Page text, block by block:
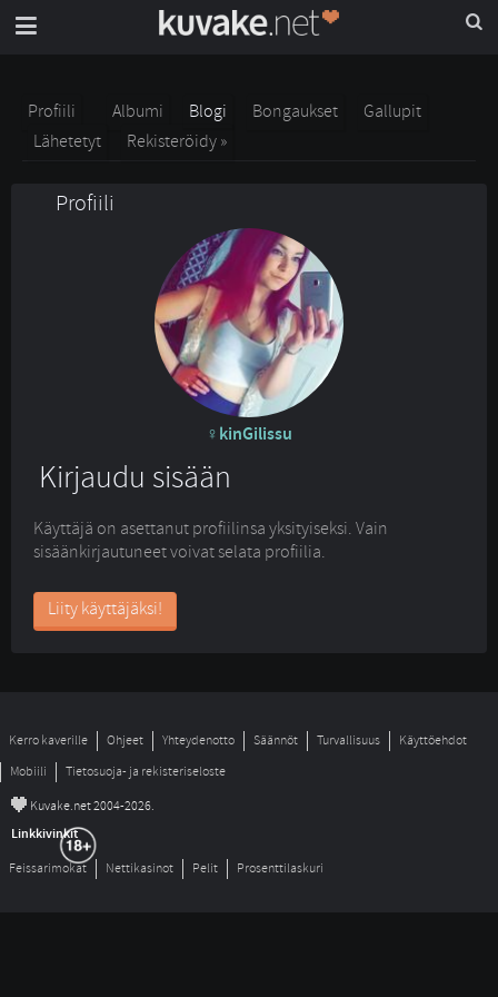
Profiili Albumi Blogi Bongaukset
Gallupit
Lähetetyt
Rekisteröidy »
Profiili
kinGilissu
Kirjaudu sisään
Käyttäjä on asettanut profiilinsa yksityiseksi. Vain
sisäänkirjautuneet voivat selata profiilia.
Liity käyttäjäksi!
Kerro kaverille Ohjeet Yhteydenotto Säännöt Turvallisuus
Käyttöehdot
Mobiili
Tietosuoja- ja rekisteriseloste
© Kuvake.net 2004-2026.
Linkkivinkit
Feissarimokat Nettikasinot Pelit Prosenttilaskuri